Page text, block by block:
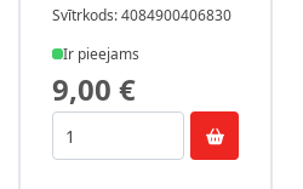
Svītrkods: 4084900406830
Ir pieejams
9,00 €